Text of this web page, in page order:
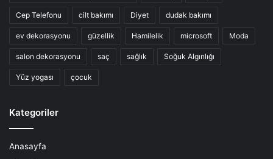
Cep Telefonu cilt bakımı Diyet dudak bakımı
ev dekorasyonu güzellik Hamilelik microsoft Moda
salon dekorasyonu saç sağlık Soğuk Algınlığı
Yüz yogası çocuk
Kategoriler
Anasayfa